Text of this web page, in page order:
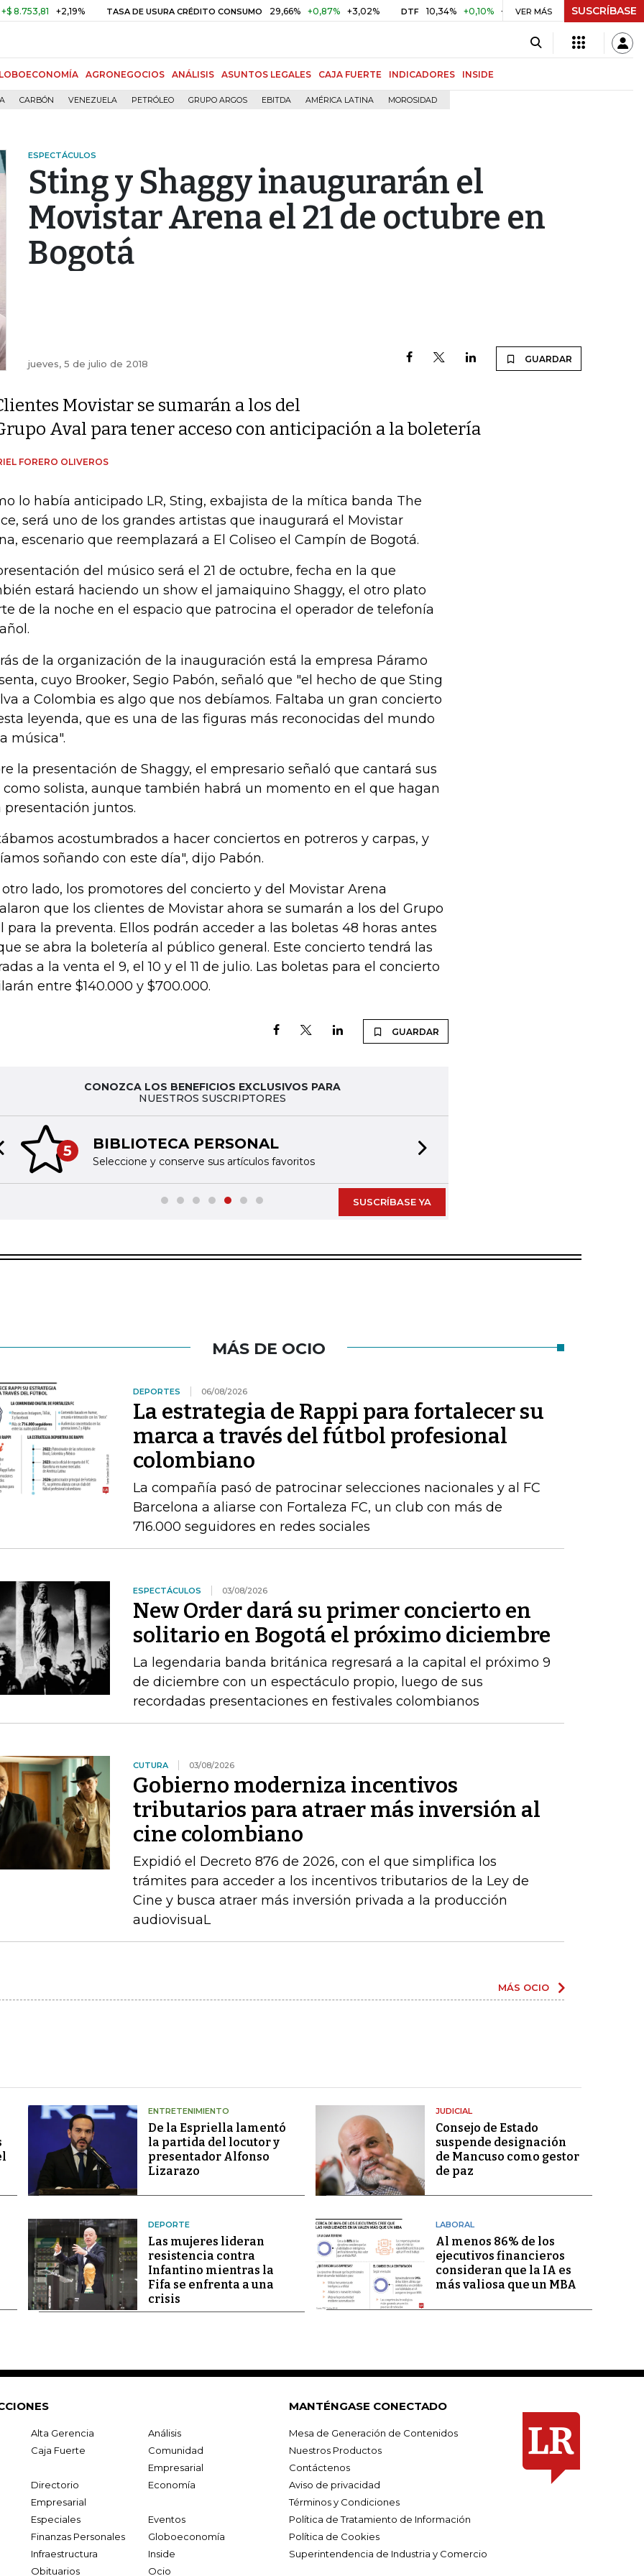
+2,19% TASA DE USURA CRÉDITO CONSUMO 29,66% +0,87% +3,02% DTF 10,34% +0,10% +0,98% UVR $ 416,86 +$ 0,05
VER MÁS SUSCRÍBASE
AGRONEGOCIOS ANÁLISIS ASUNTOS LEGALES CAJA FUERTE INDICADORES INSIDE
CARBÓN VENEZUELA PETRÓLEO GRUPO ARGOS EBITDA AMÉRICA LATINA MOROSIDAD
ESPECTÁCULOS
Sting y Shaggy inaugurarán el
Movistar Arena el 21 de octubre en
Bogotá
jueves, 5 de julio de 2018 GUARDAR
Movistar se sumarán a los del
Aval para tener acceso con anticipación a la boletería
FORERO OLIVEROS
lo había anticipado LR, Sting, exbajista de la mítica banda The
será uno de los grandes artistas que inaugurará el Movistar
escenario que reemplazará a El Coliseo el Campín de Bogotá.
del músico será el 21 de octubre, fecha en la que
estará haciendo un show el jamaiquino Shaggy, el otro plato
de la noche en el espacio que patrocina el operador de telefonía
de la organización de la inauguración está la empresa Páramo
cuyo Brooker, Segio Pabón, señaló que "el hecho de que Sting
a Colombia es algo que nos debíamos. Faltaba un gran concierto
leyenda, que es una de las figuras más reconocidas del mundo
música".
la presentación de Shaggy, el empresario señaló que cantará sus
como solista, aunque también habrá un momento en el que hagan
presentación juntos.
acostumbrados a hacer conciertos en potreros y carpas, y
soñando con este día", dijo Pabón.
otro lado, los promotores del concierto y del Movistar Arena
que los clientes de Movistar ahora se sumarán a los del Grupo
para la preventa. Ellos podrán acceder a las boletas 48 horas antes
se abra la boletería al público general. Este concierto tendrá las
a la venta el 9, el 10 y el 11 de julio. Las boletas para el concierto
entre $140.000 y $700.000.
GUARDAR
CONOZCA LOS BENEFICIOS EXCLUSIVOS PARA
NUESTROS SUSCRIPTORES
5 BIBLIOTECA PERSONAL
Seleccione y conserve sus artículos favoritos
slide
SUSCRÍBASE YA
MÁS DE OCIO
DEPORTES 06/08/2026
La estrategia de Rappi para fortalecer su
marca a través del fútbol profesional
colombiano
La compañía pasó de patrocinar selecciones nacionales y al FC
Barcelona a aliarse con Fortaleza FC, un club con más de
716.000 seguidores en redes sociales
ESPECTÁCULOS 03/08/2026
New Order dará su primer concierto en
solitario en Bogotá el próximo diciembre
La legendaria banda británica regresará a la capital el próximo 9
de diciembre con un espectáculo propio, luego de sus
recordadas presentaciones en festivales colombianos
CUTURA 03/08/2026
Gobierno moderniza incentivos
tributarios para atraer más inversión al
cine colombiano
Expidió el Decreto 876 de 2026, con el que simplifica los
trámites para acceder a los incentivos tributarios de la Ley de
Cine y busca atraer más inversión privada a la producción
audiovisuaL
MÁS OCIO
ENTRETENIMIENTO
De la Espriella lamentó
la partida del locutor y
presentador Alfonso
Lizarazo
JUDICIAL
Consejo de Estado
suspende designación
de Mancuso como gestor
de paz
DEPORTE
Las mujeres lideran
resistencia contra
Infantino mientras la
Fifa se enfrenta a una
crisis
LABORAL
Al menos 86% de los
ejecutivos financieros
consideran que la IA es
más valiosa que un MBA
Alta Gerencia
Análisis
Caja Fuerte
Comunidad
Empresarial
Directorio
Empresarial
Economía
Especiales
Eventos
Finanzas Personales
Globoeconomía
Infraestructura
Inside
Obituarios Ocio
MANTÉNGASE CONECTADO
Mesa de Generación de Contenidos
Nuestros Productos
Contáctenos
Aviso de privacidad
Términos y Condiciones
Política de Tratamiento de Información
Política de Cookies
Superintendencia de Industria y Comercio